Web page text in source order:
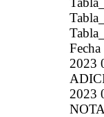
2023
2023